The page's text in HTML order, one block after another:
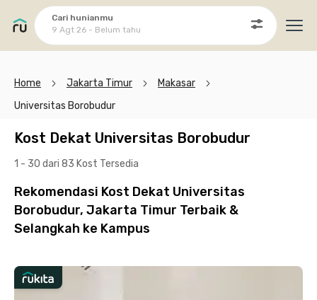
Cari hunianmu
9 Agt 26 - Belum tahu
Home Jakarta Timur
Makasar
Universitas Borobudur
Kost Dekat Universitas Borobudur
1 - 30 dari 83 Kost Tersedia
Rekomendasi Kost Dekat Universitas
Borobudur, Jakarta Timur Terbaik &
Selangkah ke Kampus